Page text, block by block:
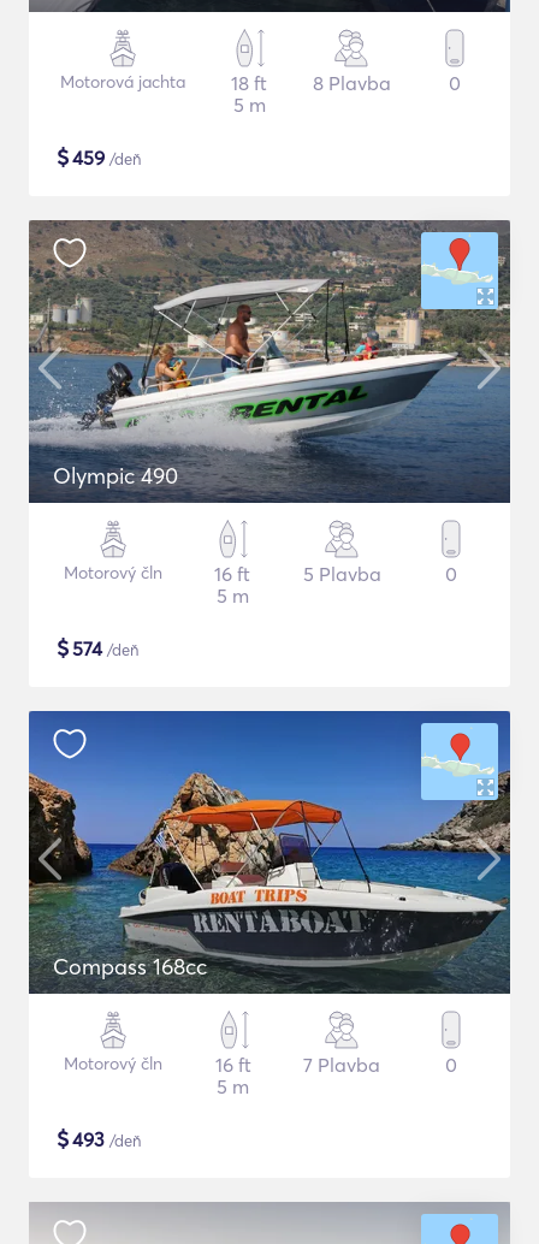
Motorová jachta
18 ft
5 m
8 Plavba 0
$459 /deň
Olympic 490
Motorový čln
16 ft
5 m
5 Plavba 0
$574/deň
Compass 168cc
Motorový čln
16 ft
5 m
7 Plavba 0
$493 /deň